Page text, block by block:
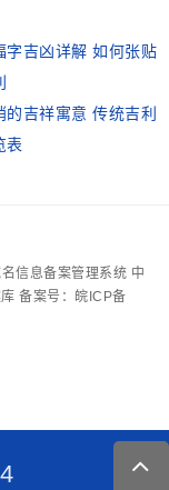
字吉凶详解 如何张贴
的吉祥寓意 传统吉利
表
信息备案管理系统 中
备案号：皖ICP备